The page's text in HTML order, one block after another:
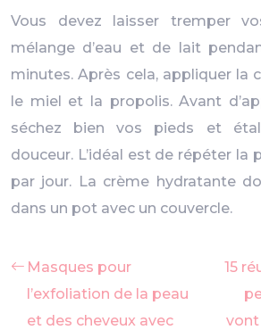
Vous devez laisser tremper
mélange d’eau et de lait
minutes. Après cela, appliquer la
le miel et la propolis. Avant
séchez bien vos pieds et
douceur. L’idéal est de répéter la
par jour. La crème hydratante
dans un pot avec un couvercle.
Masques pour
l’exfoliation de la peau
et des cheveux avec
15
vont